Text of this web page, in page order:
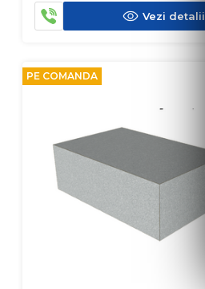
Vezi detalii
PE COMANDA